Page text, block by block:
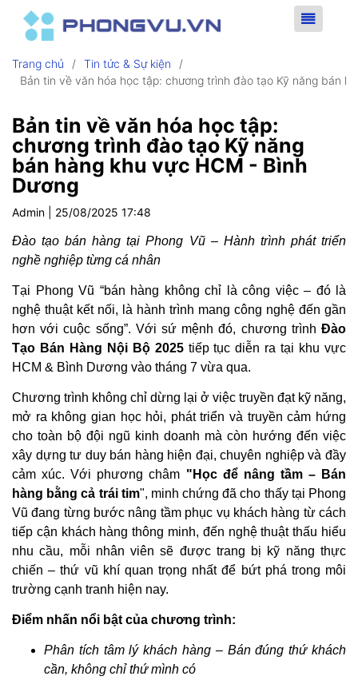
Trang chủ / Tin tức & Sự kiện
/
Bản tin về văn hóa học tập: chương trình đào tạo Kỹ năng bán
Bản tin về văn hóa học tập:
chương trình đào tạo Kỹ năng
bán hàng khu vực HCM - Bình
Dương
Admin | 25/08/2025 17:48
Đào tạo bán hàng tại Phong Vũ – Hành trình phát triển
nghề nghiệp từng cá nhân
Tại Phong Vũ “bán hàng không chỉ là công việc – đó là
nghệ thuật kết nối, là hành trình mang công nghệ đến gần
hơn với cuộc sống”. Với sứ mệnh đó, chương trình Đào
Tạo Bán Hàng Nội Bộ 2025tiếp tục diễn ra tại khu vực
HCM & Bình Dương vào tháng 7 vừa qua.
Chương trình không chỉ dừng lại ở việc truyền đạt kỹ năng,
mở ra không gian học hỏi, phát triển và truyền cảm hứng
cho toàn bộ đội ngũ kinh doanh mà còn hướng đến việc
xây dựng tư duy bán hàng hiện đại, chuyên nghiệp và đầy
cảm xúc. Với phương châm "Học để nâng tầm – Bán
hàng bằng cả trái tim", minh chứng đã cho thấy tại Phong
Vũ đang từng bước nâng tầm phục vụ khách hàng từ cách
tiếp cận khách hàng thông minh, đến nghệ thuật thấu hiểu
nhu cầu, mỗi nhân viên sẽ được trang bị kỹ năng thực
chiến – thứ vũ khí quan trọng nhất để bứt phá trong môi
trường cạnh tranh hiện nay.
Điểm nhấn nổi bật của chương trình:
Phân tích tâm lý khách hàng – Bán đúng thứ khách
cần, không chỉ thứ mình có